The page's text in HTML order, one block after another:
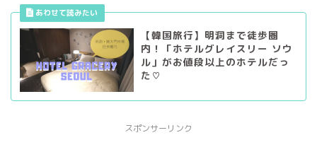
【韓国旅行】明洞まで徒歩圏
内！「ホテルグレイスリー ソウ
ル」がお値段以上のホテルだっ
た♡
スポンサーリンク